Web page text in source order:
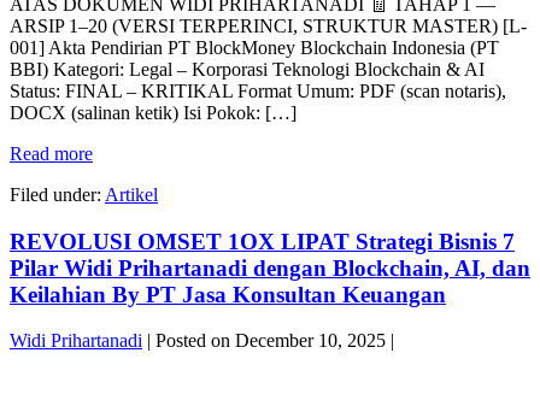
KEUANGAN
TERUPDATE
Standar:
Teknologi
Tertinggi
Blockchain
+
–
Prihartanadi
DRAF
INDUK
–
VERSI
CEK
&
ARSIP 1–20 (VERSI TERPERINCI, STRUKTUR MASTER) [L-
001] Akta Pendirian PT BlockMoney Blockchain Indonesia (PT
BBI) Kategori: Legal – Korporasi Teknologi Blockchain & AI
Status: FINAL – KRITIKAL Format Umum: PDF (scan notaris),
DOCX (salinan ketik) Isi Pokok: […]
Read moreMASTER
ARSIP
Standar:
Teknologi
Tertinggi
Blockchain
AI
Filed under: Artikel
REVOLUSI OMSET 1OX LIPAT Strategi Bisnis 7
Pilar Widi Prihartanadi dengan Blockchain, AI, dan
Keilahian By PT Jasa Konsultan Keuangan
Widi Prihartanadi | Posted on December 10, 2025 |